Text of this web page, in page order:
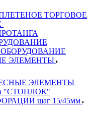
ТОРГОВОЕ
ЭЛЕМЕНТЫ
ЭЛЕМЕНТЫ
"СТОПЛОК"
шаг 15/45мм